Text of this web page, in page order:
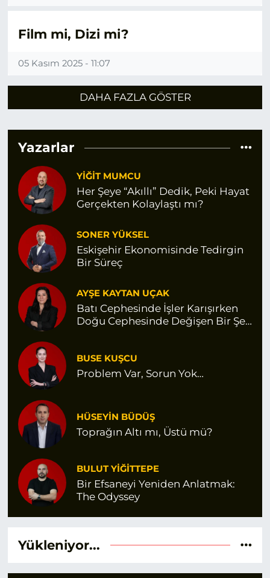
Film mi, Dizi mi?
05 Kasım 2025 - 11:07
DAHA FAZLA GÖSTER
Yazarlar
YİĞİT MUMCU
Her Şeye “Akıllı” Dedik, Peki Hayat
Gerçekten Kolaylaştı mı?
SONER YÜKSEL
Eskişehir Ekonomisinde Tedirgin
Bir Süreç
AYŞE KAYTAN UÇAK
Batı Cephesinde İşler Karışırken
Doğu Cephesinde Değişen Bir Şey
BUSE KUŞCU
Problem Var, Sorun Yok…
HÜSEYİN BÜDÜŞ
Toprağın Altı mı, Üstü mü?
BULUT YİĞİTTEPE
Bir Efsaneyi Yeniden Anlatmak:
The Odyssey
Yükleniyor...